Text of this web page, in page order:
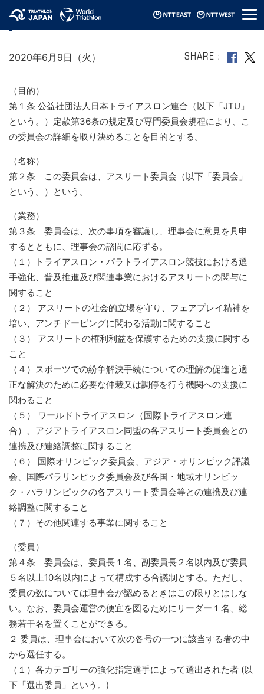
メ
ニ
ＪＴＵアスリート委員会規程
2020年6月9日（火） SHARE
（目的）
第１条 公益社団法人日本トライアスロン連合（以下「JTU」
という。）定款第36条の規定及び専門委員会規程により、こ
の委員会の詳細を取り決めることを目的とする。
（名称）
第２条 この委員会は、アスリート委員会（以下「委員会」
という。）という。
（業務）
第３条 委員会は、次の事項を審議し、理事会に意見を具申
するとともに、理事会の諮問に応ずる。
（１）トライアスロン・パラトライアスロン競技における選
手強化、普及推進及び関連事業におけるアスリートの関与に
関すること
（２） アスリートの社会的立場を守り、フェアプレイ精神を
培い、アンチドーピングに関わる活動に関すること
（３） アスリートの権利利益を保護するための支援に関する
こと
（４）スポーツでの紛争解決手続についての理解の促進と適
正な解決のために必要な仲裁又は調停を行う機関への支援に
関わること
（５） ワールドトライアスロン（国際トライアスロン連
合）、アジアトライアスロン同盟の各アスリート委員会との
連携及び連絡調整に関すること
（６） 国際オリンピック委員会、アジア・オリンピック評議
会、国際パラリンピック委員会及び各国・地域オリンピッ
ク・パラリンピックの各アスリート委員会等との連携及び連
絡調整に関すること
（７）その他関連する事業に関すること
（委員）
第４条 委員会は、委員長１名、副委員長２名以内及び委員
５名以上10名以内によって構成する合議制とする。ただし、
委員の数については理事会が認めるときはこの限りとはしな
い。なお、委員会運営の便宜を図るためにリーダー１名、総
務若干名を置くことができる。
２ 委員は、理事会において次の各号の一つに該当する者の中
から選任する。
（１）各カテゴリーの強化指定選手によって選出された者 (以
下「選出委員」という。)